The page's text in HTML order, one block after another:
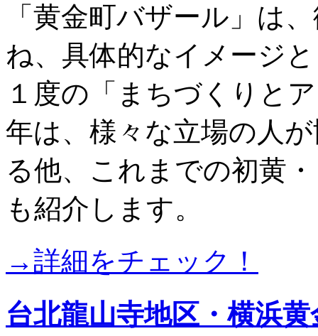
「黄金町バザール」は
ね、具体的なイメージ
１度の「まちづくりと
年は、様々な立場の人
る他、これまでの初黄
も紹介します。
→詳細をチェック！
台北龍山寺地区・横浜